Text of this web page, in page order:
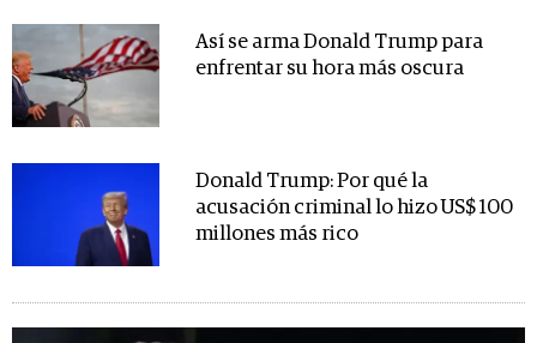
Así se arma Donald Trump para
enfrentar su hora más oscura
Donald Trump: Por qué la
acusación criminal lo hizo US$ 100
millones más rico